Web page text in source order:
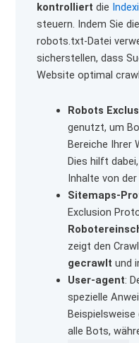
kontrolliert die
steuern. Indem Sie
robots.txt-Datei
sicherstellen, dass
Website optimal
Robots
genutzt, um
Bereiche Ihrer
Dies hilft
Inhalte von
Sitemaps-
Exclusion
zeigt den
gecrawlt und
User-agent:
spezielle
Beispielsweise
alle Bots,